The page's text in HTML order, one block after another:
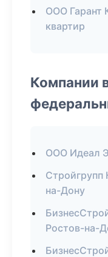
ООО Гарант
квартир
Компании
ООО Идеал
Стройгрупп
на-Дону
Ростов-на-